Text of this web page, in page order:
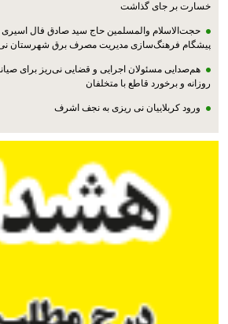
خسارت بر جای گذاشت
حجت‌الاسلام والمسلمین حاج سید صادق فال اسیری
پیشگام فرهنگ‌سازی مدیریت مصرف برق شهرستان
هم‌صدایی مسئولان اجرایی و قضایی نی‌ریز برای
روزانه و برخورد قاطع با متخلفان
ورود کربلاییان نی ریزی به نجف اشرف